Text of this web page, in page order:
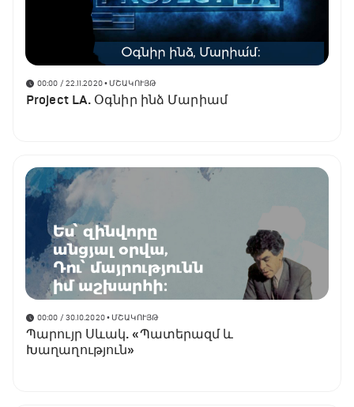
00:00 / 22.11.2020• ՄՇԱԿՈՒՅԹ
Project LA. Օգնիր ինձ Մարիամ
00:00 / 30.10.2020• ՄՇԱԿՈՒՅԹ
Պարույր Սևակ. «Պատերազմ և
Խաղաղություն»